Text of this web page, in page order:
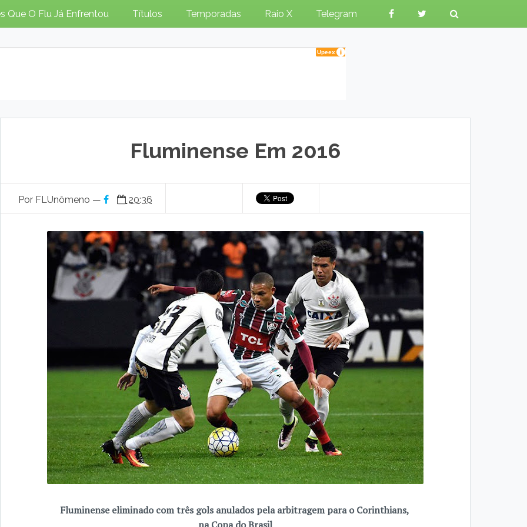
Que O Flu Já Enfrentou Títulos Temporadas Raio X Telegram
Fluminense Em 2016
Por FLUnômeno — 20:36
Fluminense eliminado com três gols anulados pela arbitragem para o Corinthians,